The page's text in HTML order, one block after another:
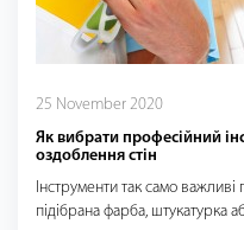
25 November 2020
Як вибрати професійний
оздоблення стін
Інструменти так само
підібрана фарба, штукатурка